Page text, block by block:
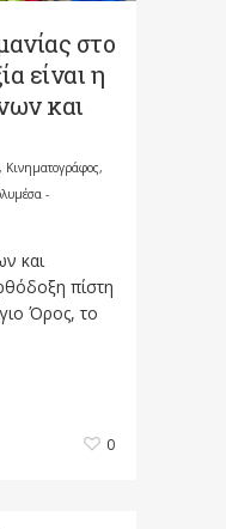
στο
είναι η
και
Κινηματογράφος,
-
και
πίστη
Όρος, το
0